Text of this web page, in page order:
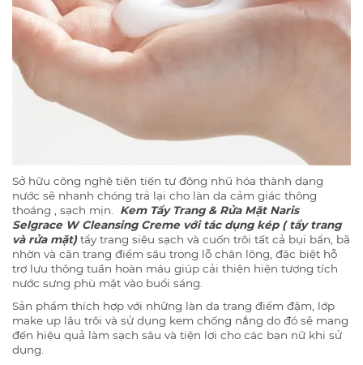
Sở hữu công nghệ tiên tiến tự động nhũ hóa thành dạng
nước sẽ nhanh chóng trả lại cho làn da cảm giác thông
thoáng , sạch mịn. Kem Tẩy Trang & Rửa Mặt Naris
Selgrace W Cleansing Creme với tác dụng kép ( tẩy trang
và rửa mặt)tẩy trang siêu sạch và cuốn trôi tất cả bụi bẩn, bã
nhờn và cặn trang điểm sâu trong lỗ chân lông, đặc biệt hỗ
trợ lưu thông tuần hoàn máu giúp cải thiện hiện tượng tích
nước sưng phù mặt vào buổi sáng.
Sản phẩm thích hợp với những làn da trang điểm đậm, lớp
make up lâu trôi và sử dụng kem chống nắng do đó sẽ mang
đến hiệu quả làm sạch sâu và tiện lợi cho các bạn nữ khi sử
dụng.